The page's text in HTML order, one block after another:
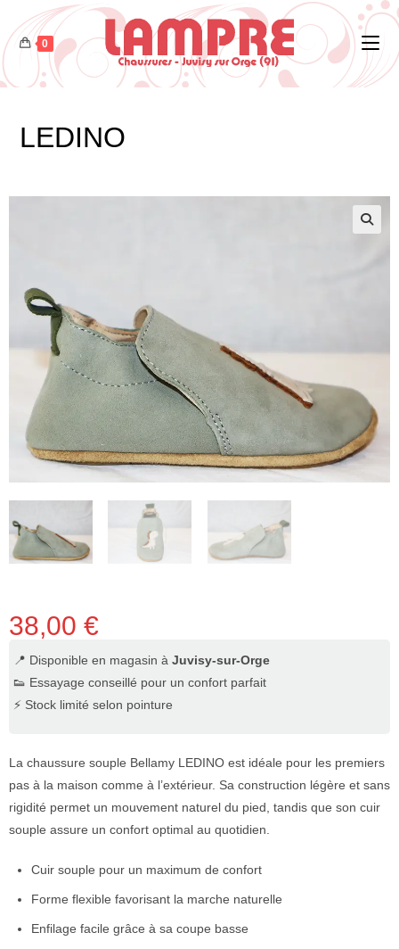
0
LEDINO
38,00 €
📍 Disponible en magasin à Juvisy-sur-Orge
👟 Essayage conseillé pour un confort parfait
⚡ Stock limité selon pointure
La chaussure souple Bellamy LEDINO est idéale pour les premiers
pas à la maison comme à l’extérieur. Sa construction légère et sans
rigidité permet un mouvement naturel du pied, tandis que son cuir
souple assure un confort optimal au quotidien.
Cuir souple pour un maximum de confort
Forme flexible favorisant la marche naturelle
Enfilage facile grâce à sa coupe basse